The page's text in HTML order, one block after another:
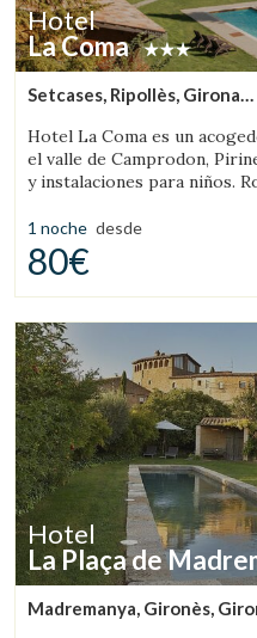
Hotel
La Coma
Setcases, Ripollès, Girona
Hotel La Coma es un
el valle de Camprodon,
y instalaciones para niños.
1 noche desde
80€
Hotel
La Plaça de
Madremanya, Gironès,